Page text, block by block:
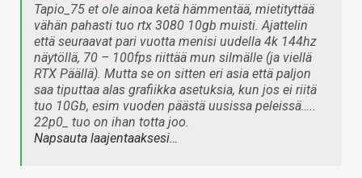
Tapio_75 et ole ainoa ketä hämmentää, mietityttää
vähän pahasti tuo rtx 3080 10gb muisti. Ajattelin
että seuraavat pari vuotta menisi uudella 4k 144hz
näytöllä, 70 – 100fps riittää mun silmälle (ja viellä
RTX Päällä). Mutta se on sitten eri asia että paljon
saa tiputtaa alas grafiikka asetuksia, kun jos ei riitä
tuo 10Gb, esim vuoden päästä uusissa peleissä…..
22p0_ tuo on ihan totta joo.
Napsauta laajentaaksesi…